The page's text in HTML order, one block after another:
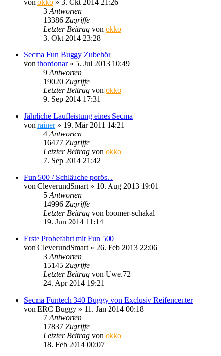
von okko » 3. Okt 2014 21:26
3 Antworten
13386 Zugriffe
Letzter Beitrag von okko
3. Okt 2014 23:28
Secma Fun Buggy Zubehör
von thordonar» 5. Jul 2013 10:49
9 Antworten
19020 Zugriffe
Letzter Beitrag von okko
9. Sep 2014 17:31
Jährliche Laufleistung eines Secma
von rainer» 19. Mär 2011 14:21
4 Antworten
16477 Zugriffe
Letzter Beitrag von okko
7. Sep 2014 21:42
Fun 500 / Schläuche porös...
von CleverundSmart » 10. Aug 2013 19:01
5 Antworten
14996 Zugriffe
Letzter Beitrag von boomer-schakal
19. Jun 2014 11:14
Erste Probefahrt mit Fun 500
von CleverundSmart » 26. Feb 2013 22:06
3 Antworten
15145 Zugriffe
Letzter Beitrag von Uwe.72
24. Apr 2014 19:21
Secma Funtech 340 Buggy von Exclusiv Reifencenter
von ERC Buggy » 11. Jan 2014 00:18
7 Antworten
17837 Zugriffe
Letzter Beitrag von okko
18. Feb 2014 00:07